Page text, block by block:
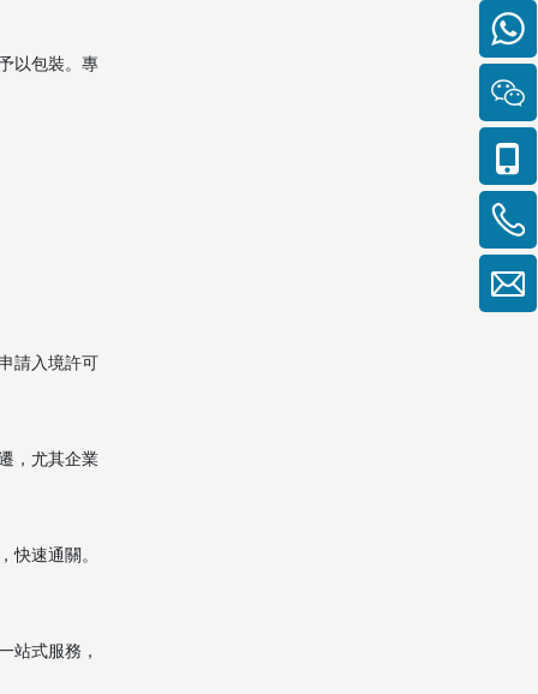
以包裝。專
請入境許可
，尤其企業
快速通關。
站式服務，